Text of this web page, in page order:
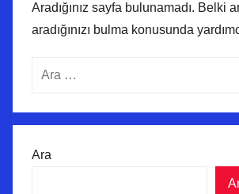
Aradığınız sayfa bulunamadı. Belki
aradığınızı bulma konusunda
Arama:
Ara